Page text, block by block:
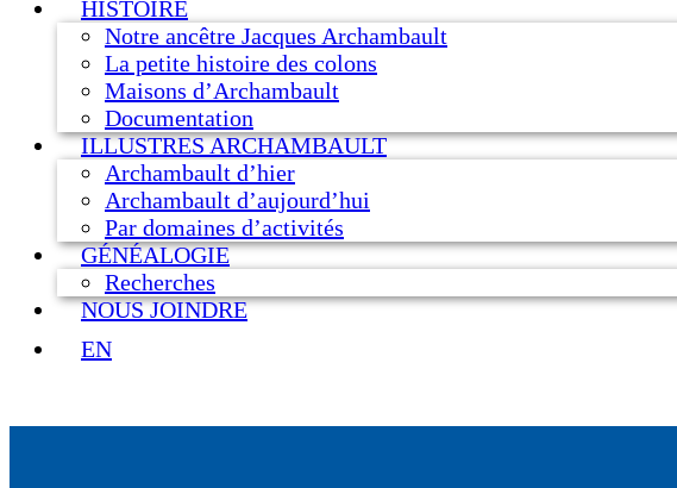
HISTOIRE
Notre ancêtre Jacques Archambault
La petite histoire des colons
Maisons d’Archambault
Documentation
ILLUSTRES ARCHAMBAULT
Archambault d’hier
Archambault d’aujourd’hui
Par domaines d’activités
GÉNÉALOGIE
Recherches
NOUS JOINDRE
EN